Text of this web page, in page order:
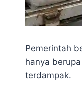
Pemerintah
hanya
terdampak.